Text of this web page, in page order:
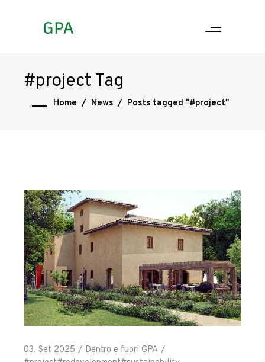
#project Tag
Home / News / Posts tagged "#project"
03. Set 2025
Dentro e fuori GPA